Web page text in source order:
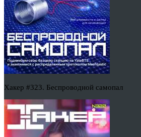
Хакер #323. Беспроводной самопал